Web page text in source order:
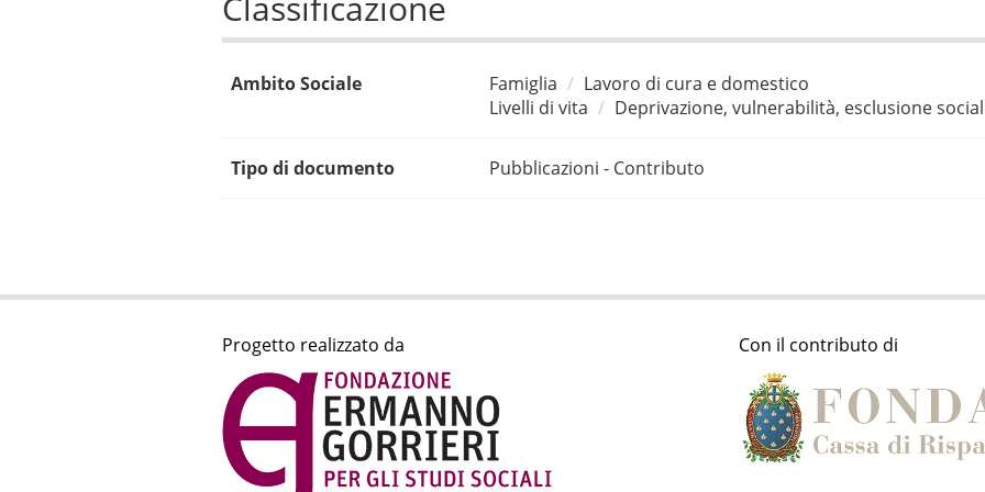
Ambito Sociale Famiglia
Lavoro di cura e domestico
Livelli di vita
Deprivazione, vulnerabilità, esclusione
Tipo di documento Pubblicazioni - Contributo
Progetto realizzato da Con il contributo di